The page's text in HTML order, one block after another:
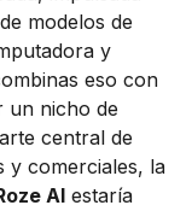
modelos de
y
eso con
un nicho de
central de
y comerciales, la
AI estaría